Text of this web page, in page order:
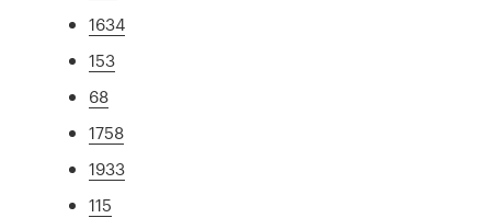
1634
153
68
1758
1933
115